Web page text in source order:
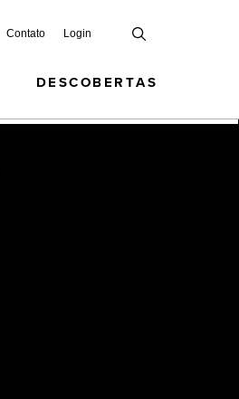
Contato Login
DESCOBERTAS